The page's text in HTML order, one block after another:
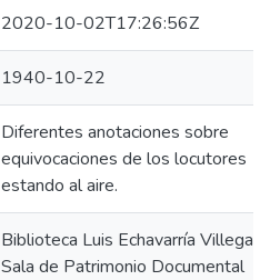
2020-10-02T17:26:56Z
1940-10-22
Diferentes anotaciones sobre
equivocaciones de los locutores
estando al aire.
Biblioteca Luis Echavarría Villegas,
Sala de Patrimonio Documental